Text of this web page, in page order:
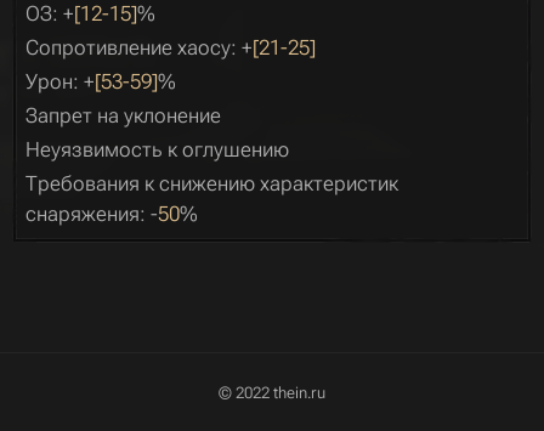
ОЗ: +[12-15]%
Сопротивление хаосу: +[21-25]
Урон: +[53-59]%
Запрет на уклонение
Неуязвимость к оглушению
Требования к снижению характеристик
снаряжения: -50%
© 2022 thein.ru